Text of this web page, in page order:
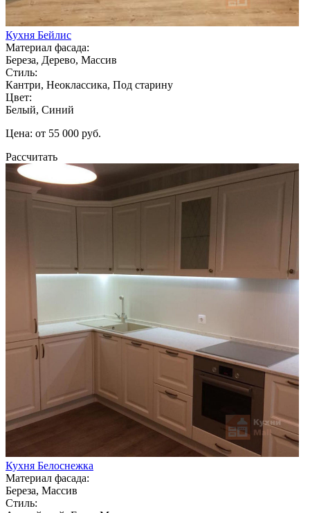
Кухня Бейлис
Материал фасада:
Береза, Дерево, Массив
Стиль:
Кантри, Неоклассика, Под старину
Цвет:
Белый, Синий
Цена: от 55 000 руб.
Рассчитать
Кухня Белоснежка
Материал фасада:
Береза, Массив
Стиль: